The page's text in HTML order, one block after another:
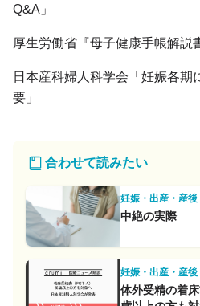
Q&A」
厚生労働省『母子健康手帳解説
日本産科婦人科学会「妊娠各期
要」
合わせて読みたい
妊娠・出産・産後
中絶の実際
妊娠・出産・産後
体外受精の着